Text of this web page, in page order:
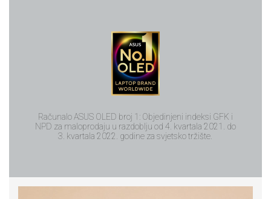
Računalo ASUS OLED broj 1: Objedinjeni indeksi GFK i
NPD za maloprodaju u razdoblju od 4. kvartala 2021. do
3. kvartala 2022. godine za svjetsko tržište.